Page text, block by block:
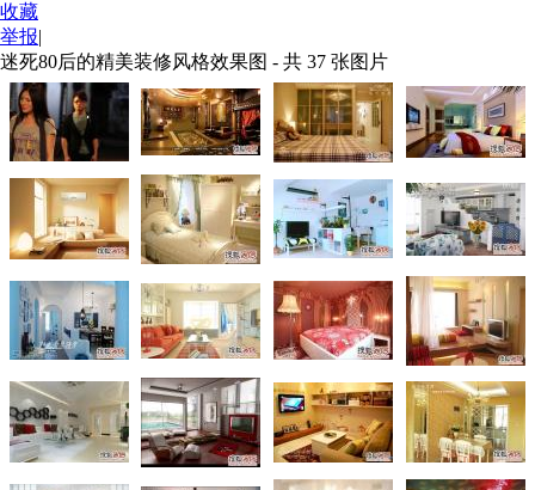
收藏
举报|
迷死80后的精美装修风格效果图 - 共 37 张图片